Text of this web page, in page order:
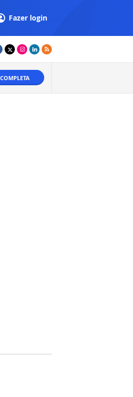
Fazer login